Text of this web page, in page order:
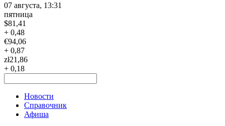
07 августа, 13:31
пятница
$81,41
+ 0,48
€94,06
+ 0,87
zł21,86
+ 0,18
Новости
Справочник
Афиша